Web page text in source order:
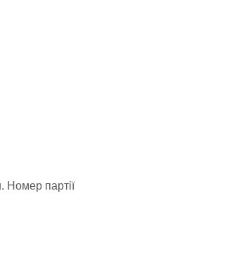
Номер партії